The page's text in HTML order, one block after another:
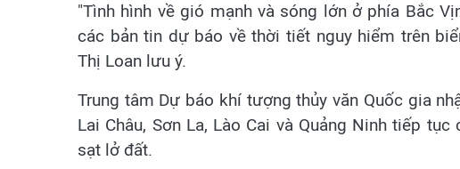
"Tình hình về gió mạnh và sóng lớn ở phía Bắc
các bản tin dự báo về thời tiết nguy hiểm trên
Thị Loan lưu ý.
Trung tâm Dự báo khí tượng thủy văn Quốc gia
Lai Châu, Sơn La, Lào Cai và Quảng Ninh tiếp
sạt lở đất.